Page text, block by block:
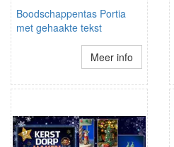
Boodschappentas Portia
met gehaakte tekst
Meer info